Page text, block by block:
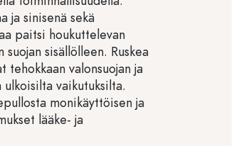
ja sinisenä sekä
paitsi houkuttelevan
sisällölleen. Ruskea
tehokkaan valonsuojan ja
vaikutuksilta.
monikäyttöisen ja
lääke- ja